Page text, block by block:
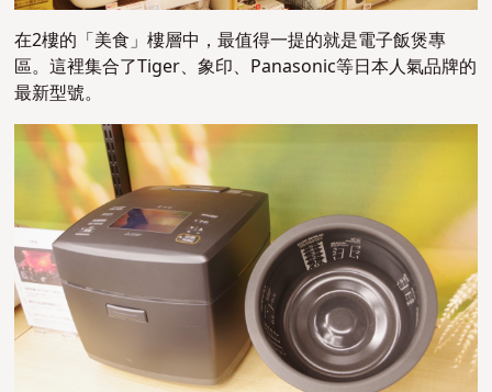
在2樓的「美食」樓層中，最值得一提的就是電子飯煲專
區。這裡集合了Tiger、象印、Panasonic等日本人氣品牌的
最新型號。